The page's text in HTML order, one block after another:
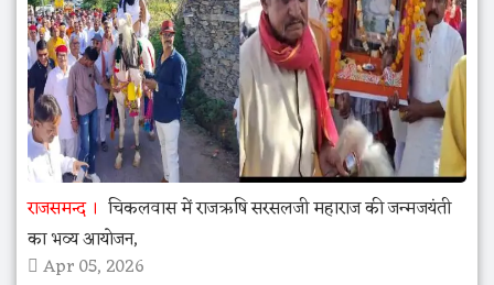
राजसमन्द
चिकलवास में राजऋषि सरसलजी महाराज की जन्मजयंती
का भव्य आयोजन,
Apr 05, 2026